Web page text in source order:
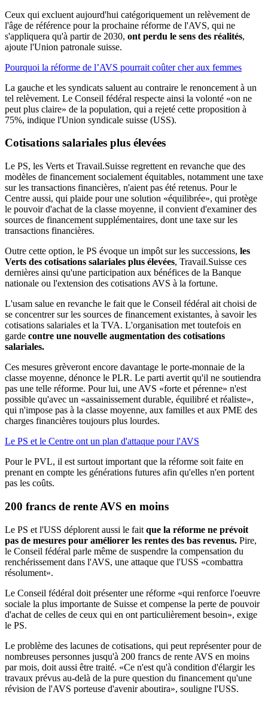
Ceux qui excluent aujourd'hui catégoriquement un relèvement de
l'âge de référence pour la prochaine réforme de l'AVS, qui ne
s'appliquera qu'à partir de 2030, ont perdu le sens des réalités,
ajoute l'Union patronale suisse.
Pourquoi la réforme de l’AVS pourrait coûter cher aux femmes
La gauche et les syndicats saluent au contraire le renoncement à un
tel relèvement. Le Conseil fédéral respecte ainsi la volonté «on ne
peut plus claire» de la population, qui a rejeté cette proposition à
75%, indique l'Union syndicale suisse (USS).
Cotisations salariales plus élevées
Le PS, les Verts et Travail.Suisse regrettent en revanche que des
modèles de financement socialement équitables, notamment une taxe
sur les transactions financières, n'aient pas été retenus. Pour le
Centre aussi, qui plaide pour une solution «équilibrée», qui protège
le pouvoir d'achat de la classe moyenne, il convient d'examiner des
sources de financement supplémentaires, dont une taxe sur les
transactions financières.
Outre cette option, le PS évoque un impôt sur les successions, les
Verts des cotisations salariales plus élevées, Travail.Suisse ces
dernières ainsi qu'une participation aux bénéfices de la Banque
nationale ou l'extension des cotisations AVS à la fortune.
L'usam salue en revanche le fait que le Conseil fédéral ait choisi de
se concentrer sur les sources de financement existantes, à savoir les
cotisations salariales et la TVA. L'organisation met toutefois en
garde contre une nouvelle augmentation des cotisations
salariales.
Ces mesures grèveront encore davantage le porte-monnaie de la
classe moyenne, dénonce le PLR. Le parti avertit qu'il ne soutiendra
pas une telle réforme. Pour lui, une AVS «forte et pérenne» n'est
possible qu'avec un «assainissement durable, équilibré et réaliste»,
qui n'impose pas à la classe moyenne, aux familles et aux PME des
charges financières toujours plus lourdes.
Le PS et le Centre ont un plan d'attaque pour l'AVS
Pour le PVL, il est surtout important que la réforme soit faite en
prenant en compte les générations futures afin qu'elles n'en portent
pas les coûts.
200 francs de rente AVS en moins
Le PS et l'USS déplorent aussi le fait que la réforme ne prévoit
pas de mesures pour améliorer les rentes des bas revenus. Pire,
le Conseil fédéral parle même de suspendre la compensation du
renchérissement dans l'AVS, une attaque que l'USS «combattra
résolument».
Le Conseil fédéral doit présenter une réforme «qui renforce l'oeuvre
sociale la plus importante de Suisse et compense la perte de pouvoir
d'achat de celles de ceux qui en ont particulièrement besoin», exige
le PS.
Le problème des lacunes de cotisations, qui peut représenter pour de
nombreuses personnes jusqu'à 200 francs de rente AVS en moins
par mois, doit aussi être traité. «Ce n'est qu'à condition d'élargir les
travaux prévus au-delà de la pure question du financement qu'une
révision de l'AVS porteuse d'avenir aboutira», souligne l'USS.